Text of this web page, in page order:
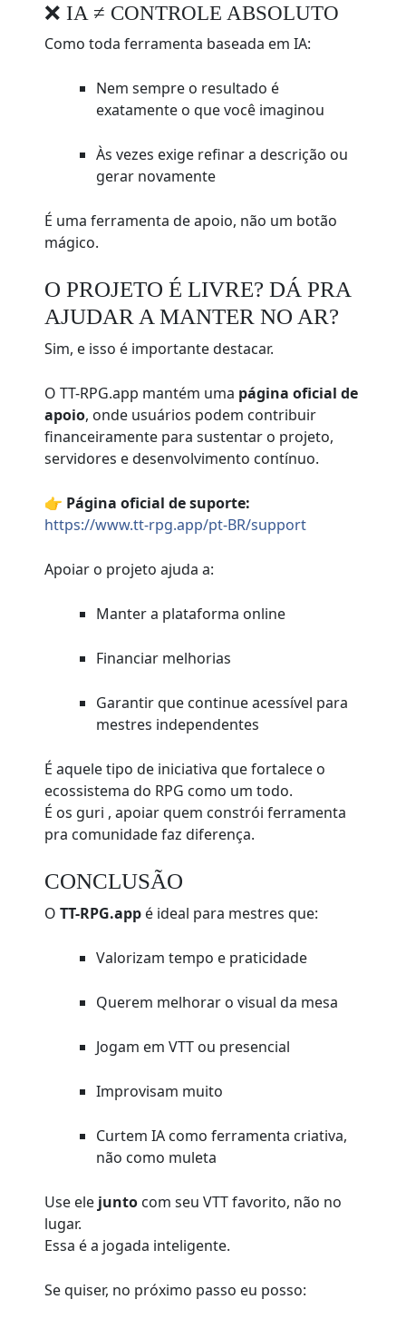
❌ IA ≠ CONTROLE ABSOLUTO
Como toda ferramenta baseada em IA:
Nem sempre o resultado é
exatamente o que você imaginou
Às vezes exige refinar a descrição ou
gerar novamente
É uma ferramenta de apoio, não um botão
mágico.
O PROJETO É LIVRE? DÁ PRA
AJUDAR A MANTER NO AR?
Sim, e isso é importante destacar.
O TT-RPG.app mantém uma página oficial de
apoio, onde usuários podem contribuir
financeiramente para sustentar o projeto,
servidores e desenvolvimento contínuo.
👉 Página oficial de suporte:
https://www.tt-rpg.app/pt-BR/support
Apoiar o projeto ajuda a:
Manter a plataforma online
Financiar melhorias
Garantir que continue acessível para
mestres independentes
É aquele tipo de iniciativa que fortalece o
ecossistema do RPG como um todo.
É os guri , apoiar quem constrói ferramenta
pra comunidade faz diferença.
CONCLUSÃO
OTT-RPG.app é ideal para mestres que:
Valorizam tempo e praticidade
Querem melhorar o visual da mesa
Jogam em VTT ou presencial
Improvisam muito
Curtem IA como ferramenta criativa,
não como muleta
Use ele junto com seu VTT favorito, não no
lugar.
Essa é a jogada inteligente.
Se quiser, no próximo passo eu posso: